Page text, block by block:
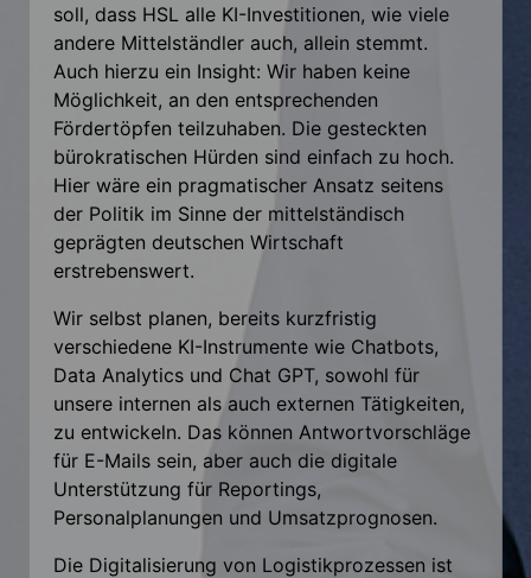
soll, dass HSL alle KI-Investitionen, wie viele
andere Mittelständler auch, allein stemmt.
Auch hierzu ein Insight: Wir haben keine
Möglichkeit, an den entsprechenden
Fördertöpfen teilzuhaben. Die gesteckten
bürokratischen Hürden sind einfach zu hoch.
Hier wäre ein pragmatischer Ansatz seitens
der Politik im Sinne der mittelständisch
geprägten deutschen Wirtschaft
erstrebenswert.
Wir selbst planen, bereits kurzfristig
verschiedene KI-Instrumente wie Chatbots,
Data Analytics und Chat GPT, sowohl für
unsere internen als auch externen Tätigkeiten,
zu entwickeln. Das können Antwortvorschläge
für E-Mails sein, aber auch die digitale
Unterstützung für Reportings,
Personalplanungen und Umsatzprognosen.
Die Digitalisierung von Logistikprozessen ist